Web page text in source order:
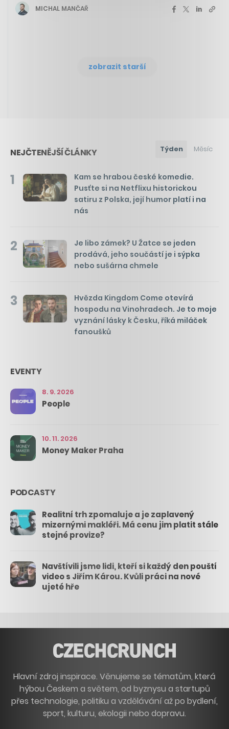
MICHAL MANČAŘ
zobrazit starší
NEJČTENĚJŠÍ ČLÁNKY Týden Měsíc
1
Kam se hrabou české komedie.
Pusťte si na Netflixu historickou
satiru z Polska, její humor platí i na
nás
2
Je libo zámek? U Žatce se jeden
prodává, jeho součástí je i sýpka
nebo sušárna chmele
3
Hvězda Kingdom Come otevírá
hospodu na Vinohradech. Je to moje
vyznání lásky k Česku, říká miláček
fanoušků
EVENTY
8. 9. 2026
People
10. 11. 2026
Money Maker Praha
PODCASTY
Realitní trh zpomaluje a je zaplavený
mizernými makléři. Má cenu jim platit stále
stejné provize?
Navštívili jsme lidi, kteří si každý den pouští
video s Jiřím Károu. Kvůli práci na nové
ujeté hře
Hlavní zdroj inspirace. Věnujeme se tématům, která
hýbou Českem a světem, od byznysu a startupů
přes technologie, politiku a vzdělávání až po bydlení,
sport, kulturu, ekologii nebo dopravu.